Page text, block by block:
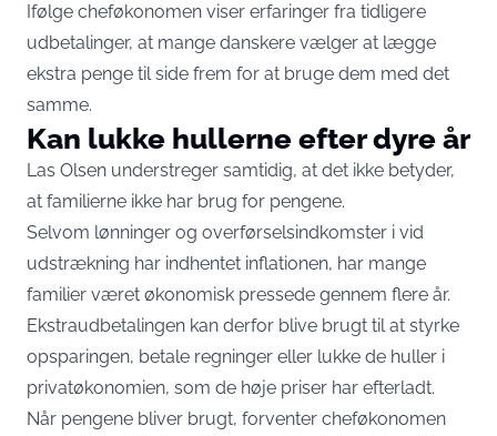
Ifølge cheføkonomen viser erfaringer fra tidligere
udbetalinger, at mange danskere vælger at lægge
ekstra penge til side frem for at bruge dem med det
samme.
Kan lukke hullerne efter dyre år
Las Olsen understreger samtidig, at det ikke betyder,
at familierne ikke har brug for pengene.
Selvom lønninger og overførselsindkomster i vid
udstrækning har indhentet inflationen, har mange
familier været økonomisk pressede gennem flere år.
Ekstraudbetalingen kan derfor blive brugt til at styrke
opsparingen, betale regninger eller lukke de huller i
privatøkonomien, som de høje priser har efterladt.
Når pengene bliver brugt, forventer cheføkonomen